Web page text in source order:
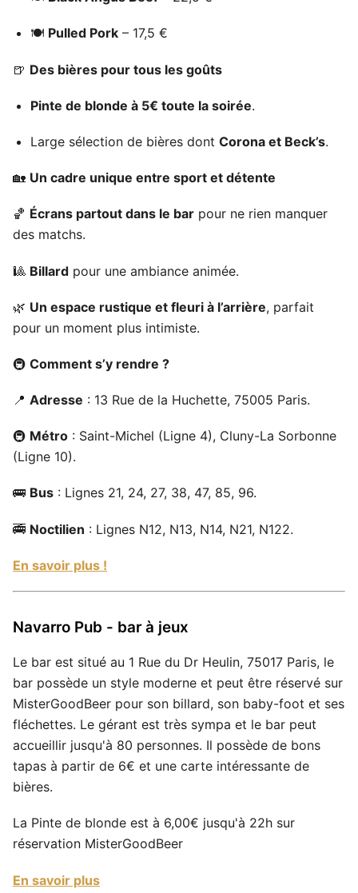
🍽️ Pulled Pork – 17,5 €
🍺 Des bières pour tous les goûts
Pinte de blonde à 5€ toute la soirée.
Large sélection de bières dontCorona et Beck’s.
🏡 Un cadre unique entre sport et détente
🏀 Écrans partout dans le bar pour ne rien manquer
des matchs.
🎱 Billard pour une ambiance animée.
🌿 Un espace rustique et fleuri à l’arrière, parfait
pour un moment plus intimiste.
🚇 Comment s’y rendre ?
📍 Adresse : 13 Rue de la Huchette, 75005 Paris.
🚇 Métro : Saint-Michel (Ligne 4), Cluny-La Sorbonne
(Ligne 10).
🚌 Bus : Lignes 21, 24, 27, 38, 47, 85, 96.
🚎 Noctilien : Lignes N12, N13, N14, N21, N122.
En savoir plus !
Navarro Pub - bar à jeux
Le bar est situé au 1 Rue du Dr Heulin, 75017 Paris, le
bar possède un style moderne et peut être réservé sur
MisterGoodBeer pour son billard, son baby-foot et ses
fléchettes. Le gérant est très sympa et le bar peut
accueillir jusqu'à 80 personnes. Il possède de bons
tapas à partir de 6€ et une carte intéressante de
bières.
La Pinte de blonde est à 6,00€ jusqu'à 22h sur
réservation MisterGoodBeer
En savoir plus